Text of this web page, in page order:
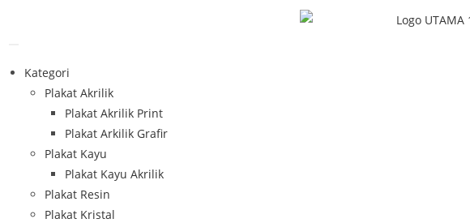
Kategori
Plakat Akrilik
Plakat Akrilik Print
Plakat Arkilik Grafir
Plakat Kayu
Plakat Kayu Akrilik
Plakat Resin
Plakat Kristal